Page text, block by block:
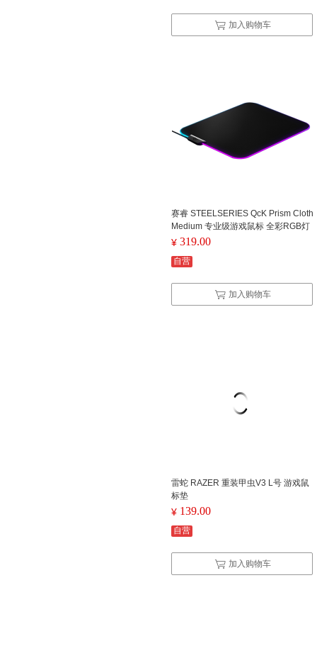
加入购物车
赛睿 STEELSERIES QcK Prism Cloth
Medium 专业级游戏鼠标 全彩RGB灯
效
¥ 319.00
自营
加入购物车
雷蛇 RAZER 重装甲虫V3 L号 游戏鼠
标垫
¥ 139.00
自营
加入购物车